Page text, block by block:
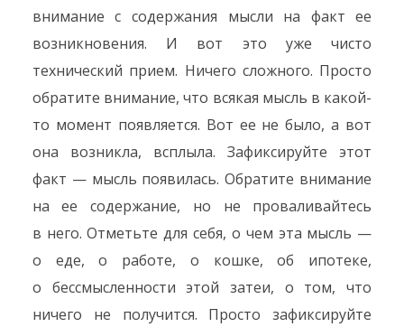
внимание с содержания мысли на факт ее
возникновения. И вот это уже чисто
технический прием. Ничего сложного. Просто
обратите внимание, что всякая мысль в какой-
то момент появляется. Вот ее не было, а вот
она возникла, всплыла. Зафиксируйте этот
факт — мысль появилась. Обратите внимание
на ее содержание, но не проваливайтесь
в него. Отметьте для себя, о чем эта мысль —
о еде, о работе, о кошке, об ипотеке,
о бессмысленности этой затеи, о том, что
ничего не получится. Просто зафиксируйте